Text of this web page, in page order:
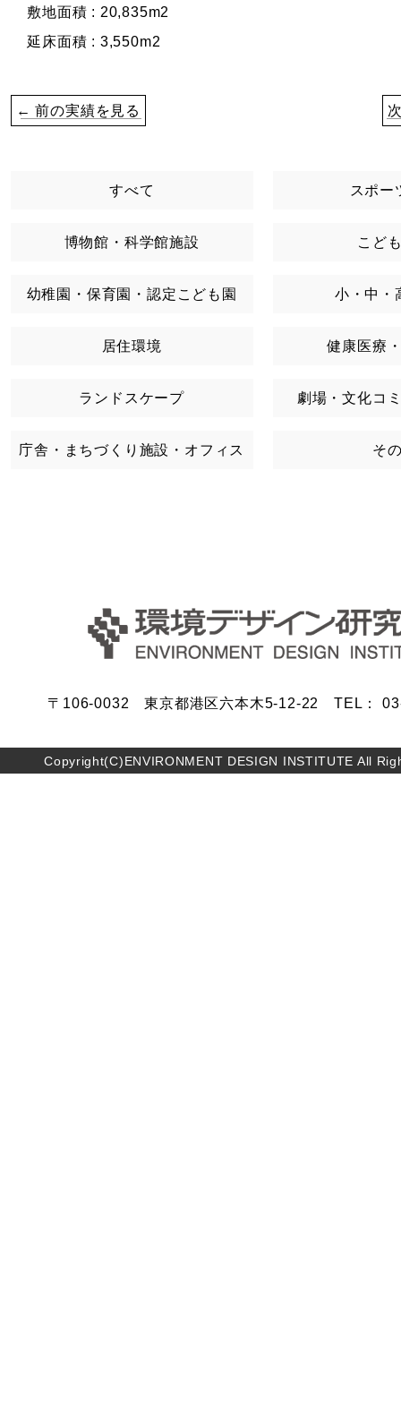
敷地面積 : 20,835m2
延床面積 : 3,550m2
← 前の実績を見る
すべて スポー
博物館・科学館施設 こど
幼稚園・保育園・認定こども園 小・中・
居住環境 健康医療
ランドスケープ 劇場・文化コ
庁舎・まちづくり施設・オフィス そ
〒106-0032 東京都港区六本木5-12-22 TEL：
Copyright(C)ENVIRONMENT DESIGN INSTITUTE All